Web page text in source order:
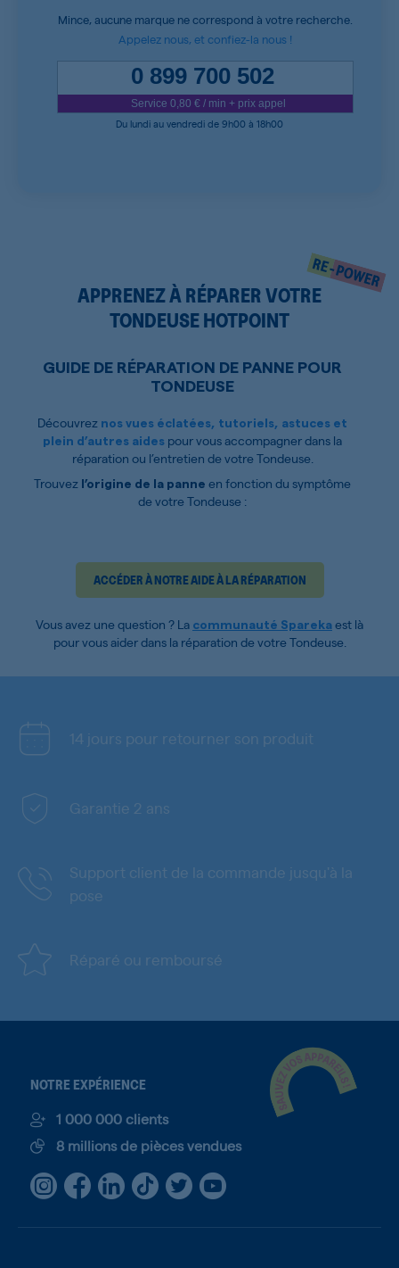
Mince, aucune marque ne correspond à votre recherche.
Appelez nous, et confiez-la nous !
0 899 700 502
Service 0,80 € / min + prix appel
Du lundi au vendredi de 9h00 à 18h00
APPRENEZ À RÉPARER VOTRE
TONDEUSE HOTPOINT
GUIDE DE RÉPARATION DE PANNE POUR
TONDEUSE
Découvrez nos vues éclatées, tutoriels, astuces et
plein d’autres aides pour vous accompagner dans la
réparation ou l’entretien de votre Tondeuse.
Trouvez l’origine de la panne en fonction du symptôme
de votre Tondeuse :
ACCÉDER À NOTRE AIDE À LA RÉPARATION
Vous avez une question ? La communauté Spareka est là
pour vous aider dans la réparation de votre Tondeuse.
14 jours pour retourner son produit
Garantie 2 ans
Support client de la commande jusqu'à la
pose
Réparé ou remboursé
NOTRE EXPÉRIENCE
1 000 000 clients
8 millions de pièces vendues